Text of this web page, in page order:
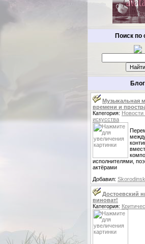
Поиск по
Блог
Музыкальная
времени и
Категория:
искусства
исполнителями,
актёрами
Добавил:
Достоевский
виноват!
Категория: